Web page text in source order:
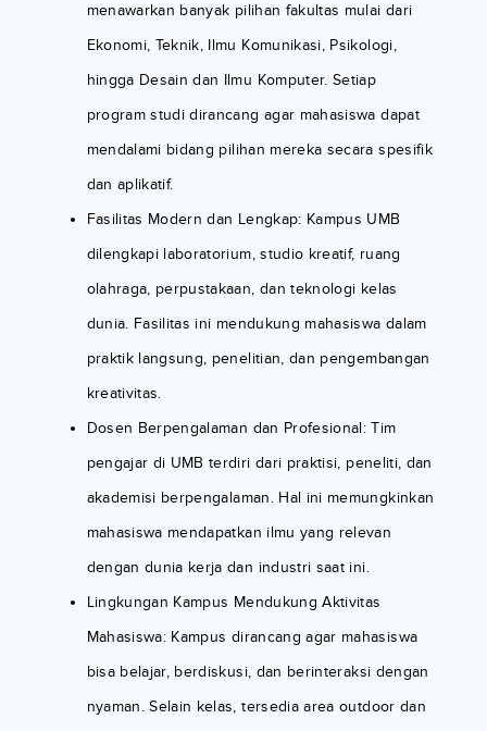
menawarkan banyak pilihan fakultas mulai dari
Ekonomi, Teknik, Ilmu Komunikasi, Psikologi,
hingga Desain dan Ilmu Komputer. Setiap
program studi dirancang agar mahasiswa dapat
mendalami bidang pilihan mereka secara spesifik
dan aplikatif.
Fasilitas Modern dan Lengkap: Kampus UMB
dilengkapi laboratorium, studio kreatif, ruang
olahraga, perpustakaan, dan teknologi kelas
dunia. Fasilitas ini mendukung mahasiswa dalam
praktik langsung, penelitian, dan pengembangan
kreativitas.
Dosen Berpengalaman dan Profesional: Tim
pengajar di UMB terdiri dari praktisi, peneliti, dan
akademisi berpengalaman. Hal ini memungkinkan
mahasiswa mendapatkan ilmu yang relevan
dengan dunia kerja dan industri saat ini.
Lingkungan Kampus Mendukung Aktivitas
Mahasiswa: Kampus dirancang agar mahasiswa
bisa belajar, berdiskusi, dan berinteraksi dengan
nyaman. Selain kelas, tersedia area outdoor dan